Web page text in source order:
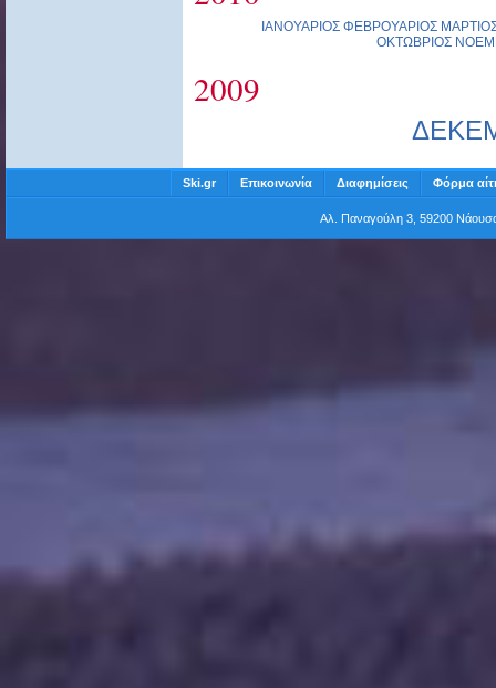
ΙΑΝΟΥΑΡΙΟΣ ΦΕΒΡΟΥΑΡΙΟΣ
ΟΚΤΩΒΡΙΟΣ
2009
Ski.gr Επικοινωνία Διαφημίσεις Φόρμα
Αλ. Παναγούλη 3, 59200